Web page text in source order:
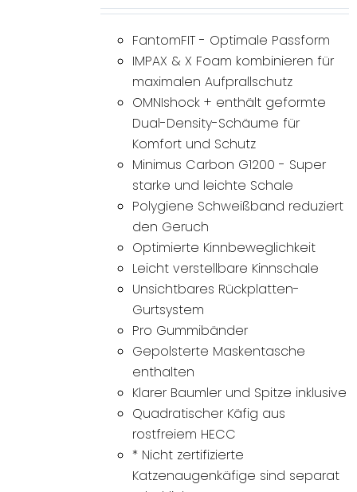
FantomFIT - Optimale Passform
IMPAX & X Foam kombinieren für
maximalen Aufprallschutz
OMNIshock + enthält geformte
Dual-Density-Schäume für
Komfort und Schutz
Minimus Carbon G1200 - Super
starke und leichte Schale
Polygiene Schweißband reduziert
den Geruch
Optimierte Kinnbeweglichkeit
Leicht verstellbare Kinnschale
Unsichtbares Rückplatten-
Gurtsystem
Pro Gummibänder
Gepolsterte Maskentasche
enthalten
Klarer Baumler und Spitze inklusive
Quadratischer Käfig aus
rostfreiem HECC
* Nicht zertifizierte
Katzenaugenkäfige sind separat